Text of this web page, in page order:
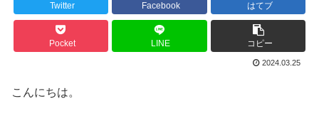
Twitter Facebook はてブ
Pocket LINE コピー
2024.03.25
こんにちは。